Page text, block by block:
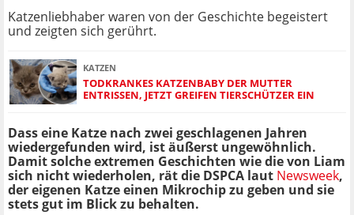
Katzenliebhaber waren von der Geschichte begeistert
und zeigten sich gerührt.
KATZEN
TODKRANKES KATZENBABY DER MUTTER
ENTRISSEN, JETZT GREIFEN TIERSCHÜTZER EIN
Dass eine Katze nach zwei geschlagenen Jahren
wiedergefunden wird, ist äußerst ungewöhnlich.
Damit solche extremen Geschichten wie die von Liam
sich nicht wiederholen, rät die DSPCA laut Newsweek,
der eigenen Katze einen Mikrochip zu geben und sie
stets gut im Blick zu behalten.